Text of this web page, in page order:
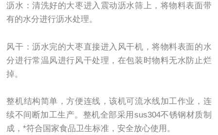
沥水：清洗好的大枣进入震动沥水筛上，将物料表面带
有的水分进行沥水处理。
风干：沥水完的大枣直接进入风干机，将物料表面的水
分进行常温风进行风干处理，在包装时物料无水防止烂
掉。
整机结构简单，方便连线，该机可流水线加工作业，连
续不间断加工生产。整机全部采用sus304不锈钢材质制
成，*符合国家食品卫生标准，安全放心使用。